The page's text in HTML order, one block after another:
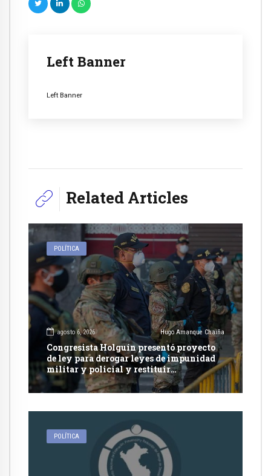
Left Banner
Left Banner
Related Articles
POLÍTICA
agosto 6, 2026 Hugo Amanque Chaiña
Congresista Holguín presentó proyecto
de ley para derogar leyes de impunidad
militar y policial y restituir
competencia de justicia ordinaria
POLÍTICA